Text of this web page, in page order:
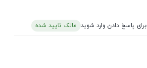
برای پاسخ دادن وارد شوید مالک تایید شده